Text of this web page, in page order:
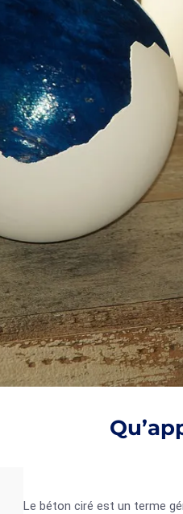
Le béton ciré est un terme